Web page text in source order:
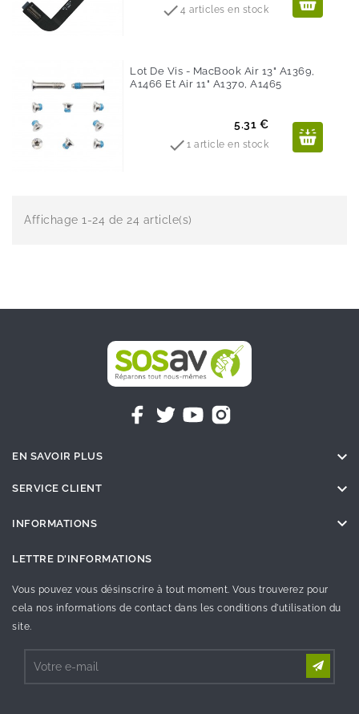
 4 articles en stock
Lot De Vis - MacBook Air 13" A1369,
A1466 Et Air 11" A1370, A1465
Prix
5.31 €
1 article en stock
Affichage 1-24 de 24 article(s)
EN SAVOIR PLUS 
SERVICE CLIENT 
INFORMATIONS 
LETTRE D'INFORMATIONS
Vous pouvez vous désinscrire à tout moment. Vous trouverez pour
cela nos informations de contact dans les conditions d'utilisation du
site.